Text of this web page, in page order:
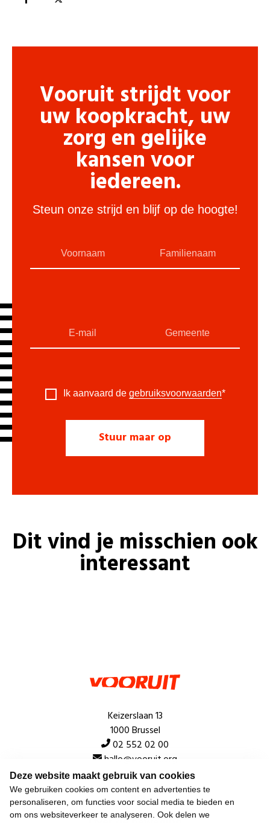
Deze website maakt gebruik van cookies
We gebruiken cookies om content en advertenties te
personaliseren, om functies voor social media te bieden en
om ons websiteverkeer te analyseren. Ook delen we
Vooruit strijdt voor
uw koopkracht, uw
zorg en gelijke
kansen voor
iedereen.
Steun onze strijd en blijf op de hoogte!
Ik aanvaard de gebruiksvoorwaarden*
Dit vind je misschien ook
interessant
Keizerslaan 13
1000 Brussel
02 552 02 00
hallo@vooruit.org
Snel